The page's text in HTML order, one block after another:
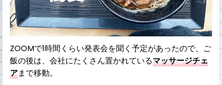
ZOOMで1時間くらい発表会を聞く予定があったので、ご
飯の後は、会社にたくさん置かれているマッサージチェ
アまで移動。